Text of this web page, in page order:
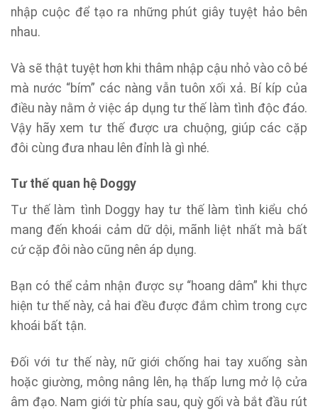
nhập cuộc để tạo ra những phút giây tuyệt hảo bên
nhau.
Và sẽ thật tuyệt hơn khi thâm nhập cậu nhỏ vào cô bé
mà nước “bím” các nàng vẫn tuôn xối xả. Bí kíp của
điều này nằm ở việc áp dụng tư thế làm tình độc đáo.
Vậy hãy xem tư thế được ưa chuộng, giúp các cặp
đôi cùng đưa nhau lên đỉnh là gì nhé.
Tư thế quan hệ Doggy
Tư thế làm tình Doggy hay tư thế làm tình kiểu chó
mang đến khoái cảm dữ dội, mãnh liệt nhất mà bất
cứ cặp đôi nào cũng nên áp dụng.
Bạn có thể cảm nhận được sự “hoang dâm” khi thực
hiện tư thế này, cả hai đều được đắm chìm trong cực
khoái bất tận.
Đối với tư thế này, nữ giới chống hai tay xuống sàn
hoặc giường, mông nâng lên, hạ thấp lưng mở lộ cửa
âm đạo. Nam giới từ phía sau, quỳ gối và bắt đầu rút